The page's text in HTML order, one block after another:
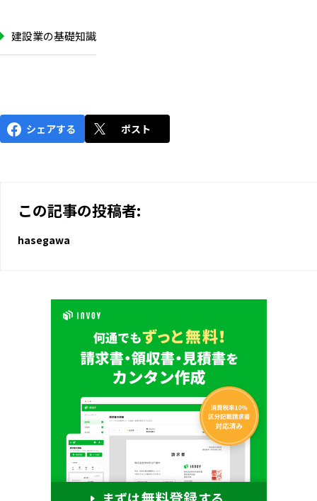
建設業の基礎知識
シェアする ポスト
この記事の投稿者:
hasegawa